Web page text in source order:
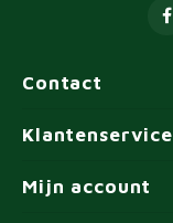
Contact
Klantenservice
Mijn account